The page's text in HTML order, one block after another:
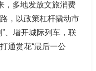
多地发放文旅消费
，以政策杠杆撬动市
、增开城际列车，联
通赏花“最后一公